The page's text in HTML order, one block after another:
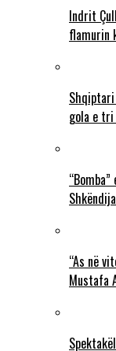
Indrit
flamurin
gola e
“As në
Mustafa